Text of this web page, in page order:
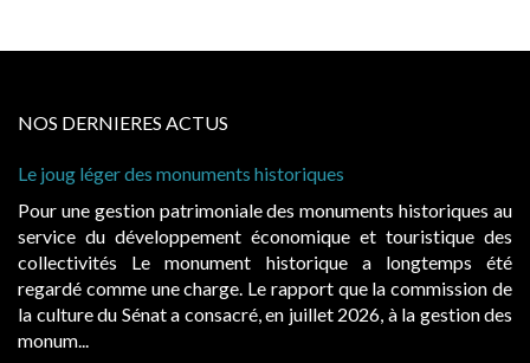
NOS DERNIERES ACTUS
au
des
été
de
des
Cabines de plage : le juge admet des redevances
Evocatrices des bains de mer, les cabanes de plage
également un beau sujet domanial. Installées sur le
public, elles donnent lieu au paiement d’une
d’occupation. Saisies par des occupants contestant de
hausses, les juridictions administratives ont clarifié les règ...